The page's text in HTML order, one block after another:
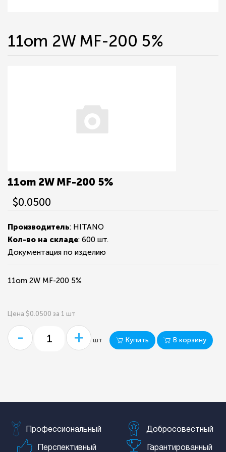
11om 2W MF-200 5%
11om 2W MF-200 5%
$0.0500
Производитель: HITANO
Кол-во на складе: 600 шт.
Документация по изделию
11om 2W MF-200 5%
Цена $0.0500 за 1 шт
- + шт Купить В корзину
Профессиональный Добросовестный
Перспективный Гарантированный